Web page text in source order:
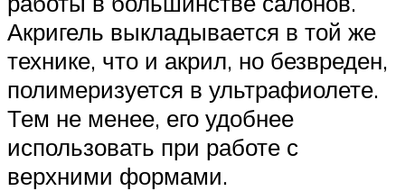
Акригель выкладывается в той же
технике, что и акрил, но безвреден,
полимеризуется в ультрафиолете.
Тем не менее, его удобнее
использовать при работе с
верхними формами.